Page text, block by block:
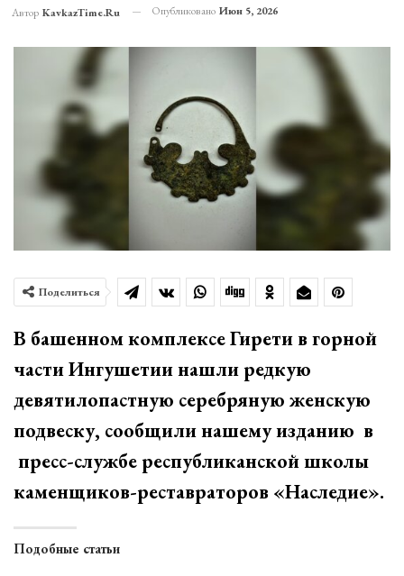
Автор KavkazTime.ru Опубликовано Июн 5, 2026
Поделиться
В башенном комплексе Гирети в горной
части Ингушетии нашли редкую
девятилопастную серебряную женскую
подвеску, сообщили нашему изданию в
пресс-службе республиканской школы
каменщиков-реставраторов «Наследие».
Подобные статьи